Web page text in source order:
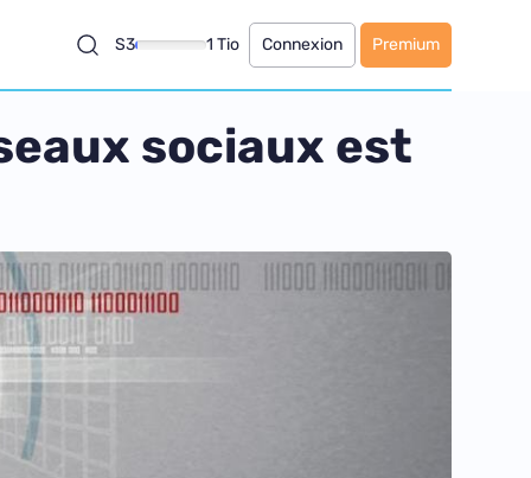
S3 1 Tio Connexion Premium
sociaux est